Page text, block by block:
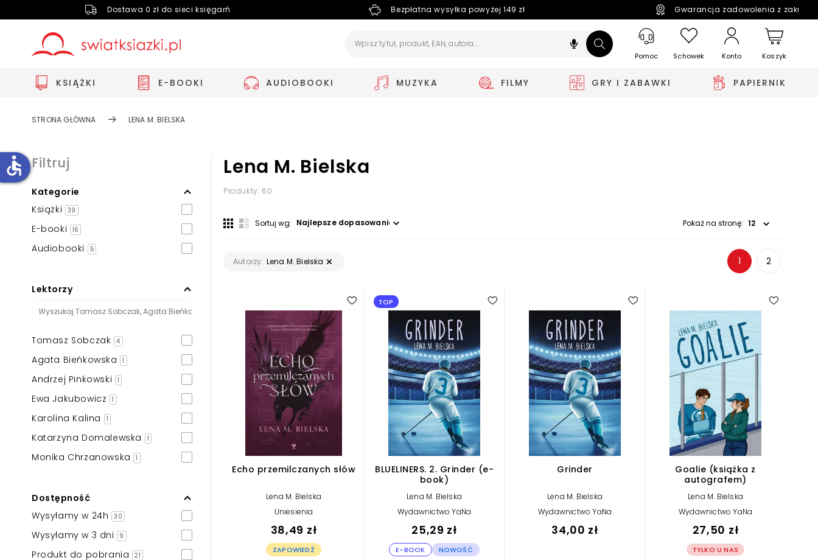
Dostawa 0 zł do sieci księgarń Bezpłatna wysyłka powyżej 149 zł Gwarancja zadowolenia z
Pomoc Schowek Konto Koszyk
KSIĄŻKI E-BOOKI AUDIOBOOKI MUZYKA FILMY GRY I ZABAWKI PAPIERNIK
STRONA GŁÓWNA LENA M. BIELSKA
Filtruj
Kategorie
Książki
39
E-booki 16
Audiobooki 5
Lektorzy
Tomasz Sobczak 4
Agata Bieńkowska 1
Andrzej Pinkowski 1
Ewa Jakubowicz 1
Karolina Kalina 1
Katarzyna Domalewska 1
Monika Chrzanowska 1
Dostępność
Wysyłamy w 24h
30
Wysyłamy w 3 dni 9
Produkt do pobrania 21
Lena M. Bielska
Produkty: 60
Sortuj wg: Pokaż na stronę:
Autorzy: Lena M. Bielska 1 2
Echo przemilczanych słów
Lena M. Bielska
Uniesienia
38,49 zł
ZAPOWIEDŹ
TOP
BLUELINERS. 2. Grinder (e-
book)
Lena M. Bielska
Wydawnictwo YaNa
25,29 zł
E-BOOK NOWOŚĆ
Grinder
Lena M. Bielska
Wydawnictwo YaNa
34,00 zł
Goalie (książka z
autografem)
Lena M. Bielska
Wydawnictwo YaNa
27,50 zł
TYLKO U NAS
accessible
Zwiększ rozmiar czcionki
Zmniejsz rozmiar czcionki
Odwróć kolory